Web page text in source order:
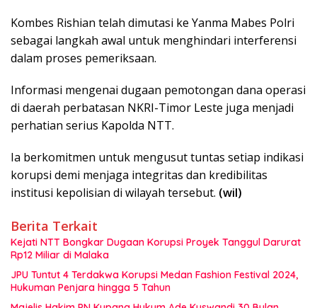
Kombes Rishian telah dimutasi ke Yanma Mabes Polri
sebagai langkah awal untuk menghindari interferensi
dalam proses pemeriksaan.
Informasi mengenai dugaan pemotongan dana operasi
di daerah perbatasan NKRI-Timor Leste juga menjadi
perhatian serius Kapolda NTT.
Ia berkomitmen untuk mengusut tuntas setiap indikasi
korupsi demi menjaga integritas dan kredibilitas
institusi kepolisian di wilayah tersebut. (wil)
Berita Terkait
Kejati NTT Bongkar Dugaan Korupsi Proyek Tanggul Darurat
Rp12 Miliar di Malaka
JPU Tuntut 4 Terdakwa Korupsi Medan Fashion Festival 2024,
Hukuman Penjara hingga 5 Tahun